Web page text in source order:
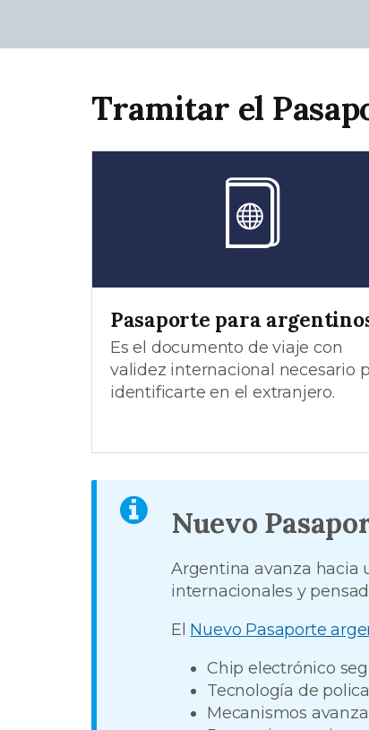
Tramitar el
Pasaporte para
Es el documento de viaje con
validez internacional necesario
identificarte en el extranjero.
Nuevo
Argentina avanza hacia
internacionales y
El Nuevo Pasaporte
Chip electrónico
Tecnología de
Mecanismos